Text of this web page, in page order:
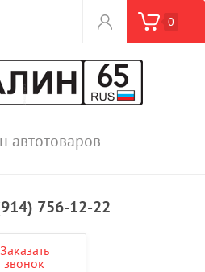
0
автотоваров
756-12-22
Заказать
звонок